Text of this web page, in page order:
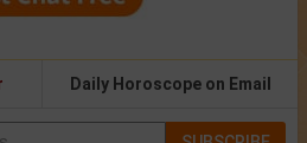
Daily Horoscope on Email